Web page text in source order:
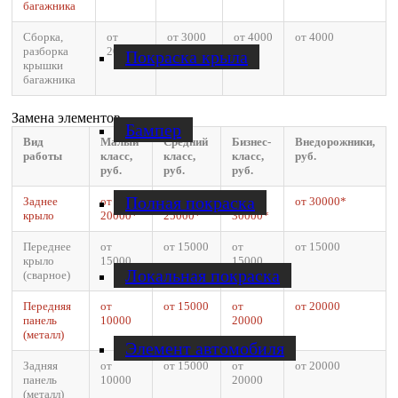
Покраска крыла
Бампер
Полная покраска
Локальная покраска
Элемент автомобиля
багажника
Сборка,
разборка
крышки
багажника
от
2000
от 3000 от 4000 от 4000
Замена элементов
Вид
работы
Малый
класс,
руб.
Средний
класс,
руб.
Бизнес-
класс,
руб.
Внедорожники,
руб.
Заднее
крыло
от
20000*
от
25000*
от
30000*
от 30000*
Переднее
крыло
(сварное)
от
15000
от 15000
от
15000
от 15000
Передняя
панель
(металл)
от
10000
от 15000
от
20000
от 20000
Задняя
панель
(металл)
от
10000
от 15000
от
20000
от 20000